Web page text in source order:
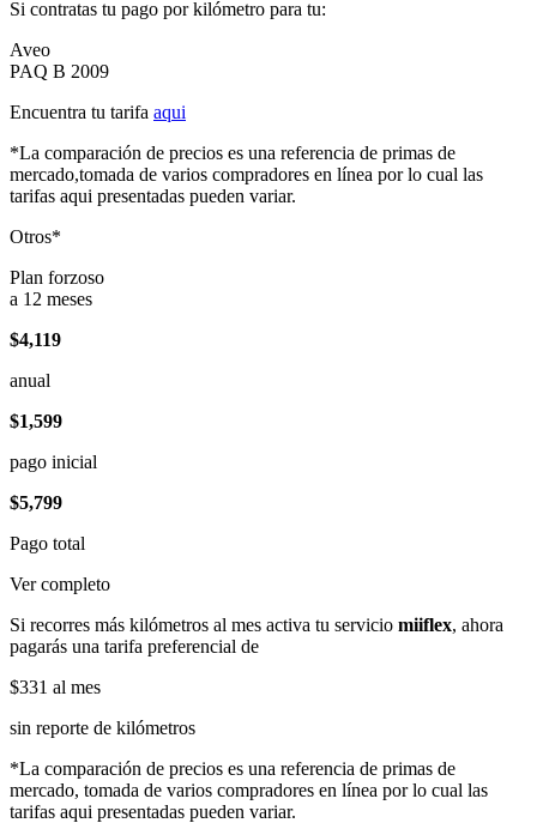
Si contratas tu pago por kilómetro para tu:
Aveo
PAQ B 2009
Encuentra tu tarifa aqui
*La comparación de precios es una referencia de primas de
mercado,tomada de varios compradores en línea por lo cual las
tarifas aqui presentadas pueden variar.
Otros*
Plan forzoso
a 12 meses
$4,119
anual
$1,599
pago inicial
$5,799
Pago total
Ver completo
Si recorres más kilómetros al mes activa tu servicio miiflex, ahora
pagarás una tarifa preferencial de
$331 al mes
sin reporte de kilómetros
*La comparación de precios es una referencia de primas de
mercado, tomada de varios compradores en línea por lo cual las
tarifas aqui presentadas pueden variar.